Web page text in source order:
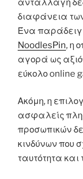
ανταλλαγή
διαφάνεια
Ένα
NoodlesPin, η
αγορά ως
εύκολο online
Ακόμη, η
ασφαλείς
προσωπικών
κινδύνων που
ταυτότητα